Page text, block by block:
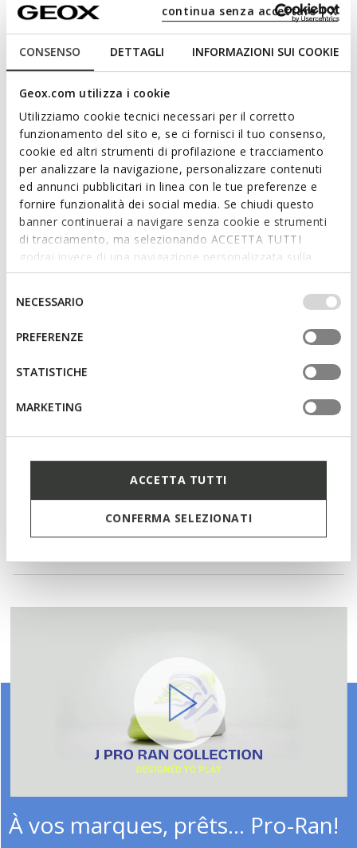
CONSENSO DETTAGLI INFORMAZIONI SUI COOKIE
Geox.com utilizza i cookie
Utilizziamo cookie tecnici necessari per il corretto
funzionamento del sito e, se ci fornisci il tuo consenso,
cookie ed altri strumenti di profilazione e tracciamento
per analizzare la navigazione, personalizzare contenuti
ed annunci pubblicitari in linea con le tue preferenze e
fornire funzionalità dei social media. Se chiudi questo
banner continuerai a navigare senza cookie e strumenti
di tracciamento, ma selezionando ACCETTA TUTTI
godrai invece di una navigazione personalizzata sulla
base dei tuoi gusti ed interessi. Selezionando
IMPOSTAZIONI potrai anche scegliere quali cookies ed
altri strumenti di tracciamento autorizzare. Per maggiori
informazioni o per modificare in qualsiasi momento le
tue impostazioni, visita la nostra
del
consenso
NECESSARIO
PREFERENZE
STATISTICHE
MARKETING
ACCETTA TUTTI
CONFERMA SELEZIONATI
continua senza accettare | X
Expédition terrestre gratuite pour les membres
Benefeet
Description
Espadrille junior flexible et respirant, conçue pour le jeu et
pour accompagner tous leurs mouvements. Proposée en noir
et rouge, elle est réalisée en mesh et en matière effet cuir.
Pro-Ran allie style et protection optimale, grâce à un design
dynamique et moderne avec une pointe renforcée anti-chocs.
CODE PRODUIT: J65P7F01454C0048
Caractéristiques
impacts et des sollicitations
Enfilage facile et rapide
Chaussures légères; Renfort sur le bout
À vos marques, prêts… Pro-Ran!